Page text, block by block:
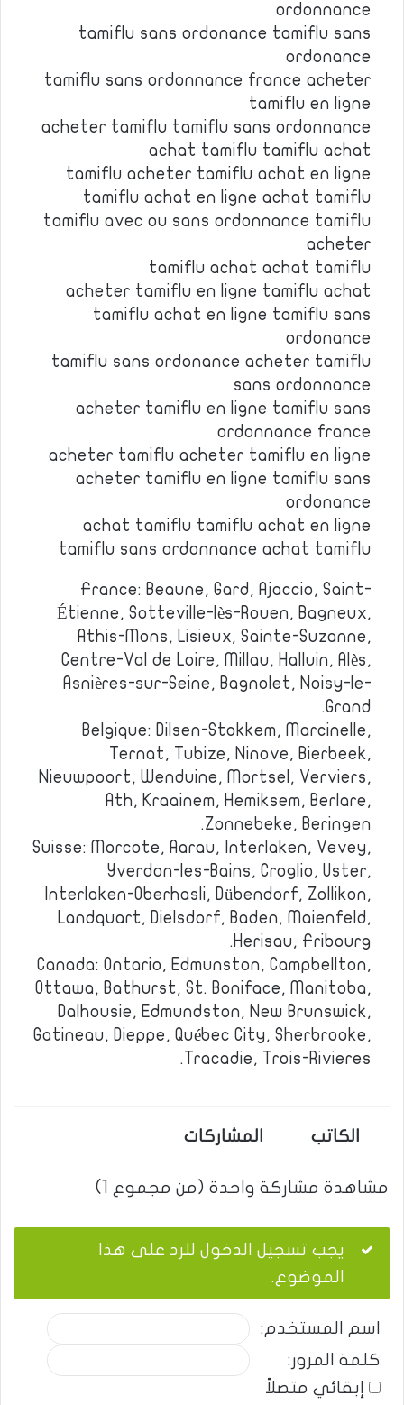
ordonnance
tamiflu sans ordonance tamiflu sans
ordonance
tamiflu sans ordonnance france acheter
tamiflu en ligne
acheter tamiflu tamiflu sans ordonnance
achat tamiflu tamiflu achat
tamiflu acheter tamiflu achat en ligne
tamiflu achat en ligne achat tamiflu
tamiflu avec ou sans ordonnance tamiflu
acheter
tamiflu achat achat tamiflu
acheter tamiflu en ligne tamiflu achat
tamiflu achat en ligne tamiflu sans
ordonance
tamiflu sans ordonance acheter tamiflu
sans ordonnance
acheter tamiflu en ligne tamiflu sans
ordonnance france
acheter tamiflu acheter tamiflu en ligne
acheter tamiflu en ligne tamiflu sans
ordonance
achat tamiflu tamiflu achat en ligne
tamiflu sans ordonnance achat tamiflu
France: Beaune, Gard, Ajaccio, Saint-
Étienne, Sotteville-lès-Rouen, Bagneux,
Athis-Mons, Lisieux, Sainte-Suzanne,
Centre-Val de Loire, Millau, Halluin, Alès,
Asnières-sur-Seine, Bagnolet, Noisy-le-
Grand.
Belgique: Dilsen-Stokkem, Marcinelle,
Ternat, Tubize, Ninove, Bierbeek,
Nieuwpoort, Wenduine, Mortsel, Verviers,
Ath, Kraainem, Hemiksem, Berlare,
Zonnebeke, Beringen.
Suisse: Morcote, Aarau, Interlaken, Vevey,
Yverdon-les-Bains, Croglio, Uster,
Interlaken-Oberhasli, Dübendorf, Zollikon,
Landquart, Dielsdorf, Baden, Maienfeld,
Herisau, Fribourg.
Canada: Ontario, Edmunston, Campbellton,
Ottawa, Bathurst, St. Boniface, Manitoba,
Dalhousie, Edmundston, New Brunswick,
Gatineau, Dieppe, Québec City, Sherbrooke,
Tracadie, Trois-Rivieres.
الكاتب المشاركات
مشاهدة مشاركة واحدة (من مجموع 1)
يجب تسجيل الدخول للرد على هذا
الموضوع.
اسم المستخدم:
كلمة المرور:
إبقائي متصلاً